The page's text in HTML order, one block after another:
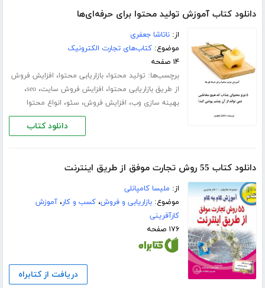
دانلود کتاب آموزش تولید محتوا برای حرفه‌ای‌ها
از:ناتاشا جعفری
موضوع:کتاب‌های تجارت الکترونیک
۱۴ صفحه
برچسب‌ها: تولید محتوا،بازاریابی محتوا، افزایش فروش
از طریق بازاریابی محتوا، افزایش فروش سایت،seo،
بهینه سازی وب، افزایش فروش، سئو، انواع محتوا
دانلود کتاب
دانلود کتاب 55 روش تجارت موفق از طریق اینترنت
از: ملیسا کامپانلی
موضوع:بازاریابی و فروش،کسب و کار،آموزش
کارآفرینی
۱۷۶ صفحه
دریافت از کتابراه